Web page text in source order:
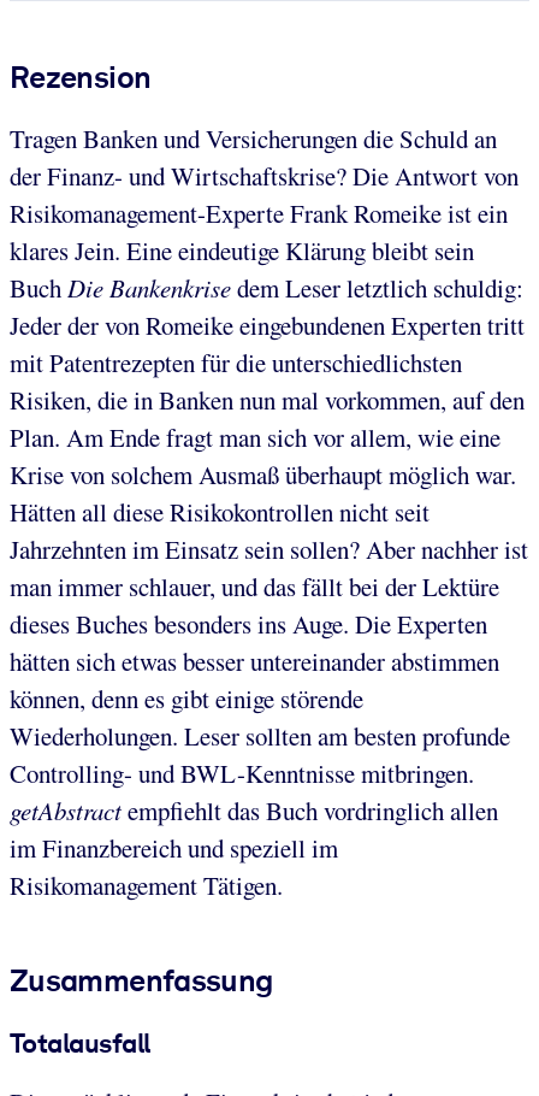
Rezension
Tragen Banken und Versicherungen die Schuld an
der Finanz- und Wirtschaftskrise? Die Antwort von
Risikomanagement-Experte Frank Romeike ist ein
klares Jein. Eine eindeutige Klärung bleibt sein
Buch Die Bankenkrisedem Leser letztlich schuldig:
Jeder der von Romeike eingebundenen Experten tritt
mit Patentrezepten für die unterschiedlichsten
Risiken, die in Banken nun mal vorkommen, auf den
Plan. Am Ende fragt man sich vor allem, wie eine
Krise von solchem Ausmaß überhaupt möglich war.
Hätten all diese Risikokontrollen nicht seit
Jahrzehnten im Einsatz sein sollen? Aber nachher ist
man immer schlauer, und das fällt bei der Lektüre
dieses Buches besonders ins Auge. Die Experten
hätten sich etwas besser untereinander abstimmen
können, denn es gibt einige störende
Wiederholungen. Leser sollten am besten profunde
Controlling- und BWL-Kenntnisse mitbringen.
getAbstractempfiehlt das Buch vordringlich allen
im Finanzbereich und speziell im
Risikomanagement Tätigen.
Zusammenfassung
Totalausfall